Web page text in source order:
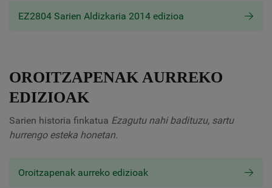
EZ2804 Sarien Aldizkaria 2014 edizioa
OROITZAPENAK AURREKO
EDIZIOAK
Sarien historia finkatua Ezagutu nahi badituzu, sartu
hurrengo esteka honetan.
Oroitzapenak aurreko edizioak